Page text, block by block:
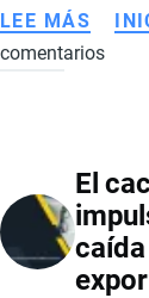
LEE MÁS
DE
CON
comentarios
El